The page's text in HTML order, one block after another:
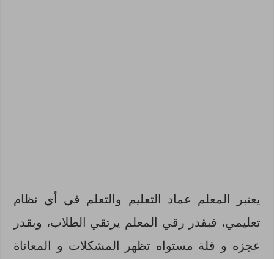
يعتبر المعلم عماد التعليم والتعلم في أي نظام
تعليمي، فبقدر رقي المعلم يرتقي الطلاب، وبقدر
عجزه و قلة مستواه تظهر المشكلات و المعاناة